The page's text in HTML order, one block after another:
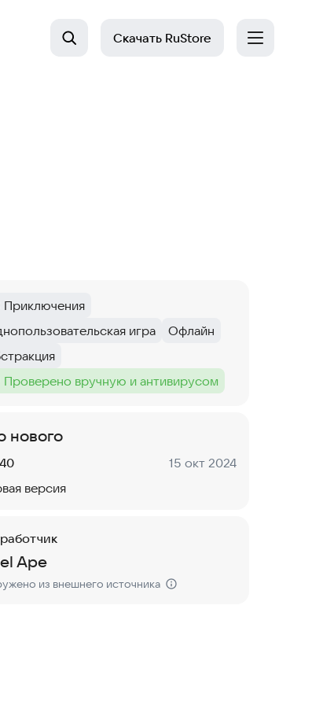
Скачать RuStore
:
Приключения
:
игра
Тег:
Офлайн
:
:
Проверено вручную и антивирусом
нового
Дата:
15 окт 2024
версия
Ape
из внешнего источника